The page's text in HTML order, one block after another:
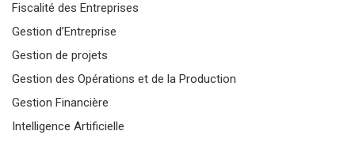
Fiscalité des Entreprises
Gestion d’Entreprise
Gestion de projets
Gestion des Opérations et de la Production
Gestion Financière
Intelligence Artificielle